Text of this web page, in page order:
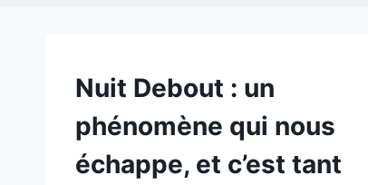
NON
CLASSÉ
Nuit Debout : un
phénomène qui nous
échappe, et c’est tant